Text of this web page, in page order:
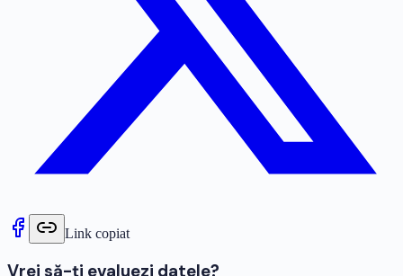
Link copiat
Vrei să-ți evaluezi datele?